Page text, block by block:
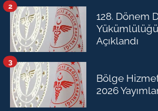
128. Dönem
Yükümlülüğü
Açıklandı
2
Bölge
2026
3